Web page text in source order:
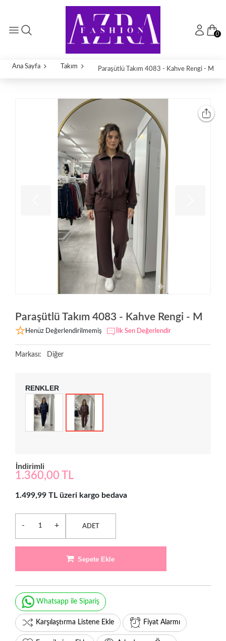
0
Ana Sayfa Takım Paraşütlü Takım 4083 - Kahve Rengi - M
Paraşütlü Takım 4083 - Kahve Rengi - M
Henüz Değerlendirilmemiş İlk Sen Değerlendir
Markası: Diğer
RENKLER
İndirimli
1.360,00 TL
1.499,99 TL üzeri kargo bedava
- + ADET
Sepete Ekle
Whatsapp ile Sipariş
Karşılaştırma Listene Ekle Fiyat Alarmı